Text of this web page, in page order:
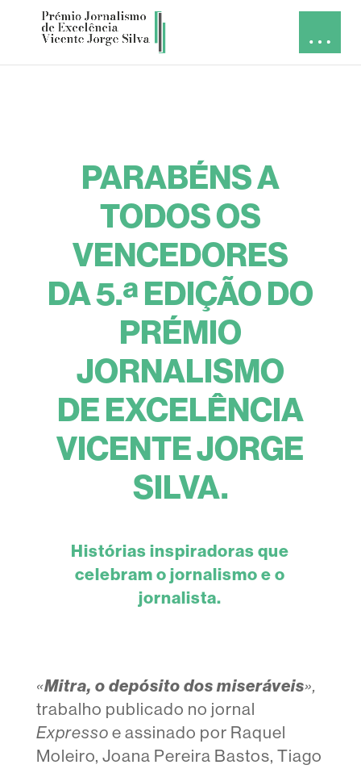
PARABÉNS A
TODOS OS
VENCEDORES
DA 5.ª EDIÇÃO DO
PRÉMIO
JORNALISMO
DE EXCELÊNCIA
VICENTE JORGE
SILVA.
Histórias inspiradoras que
celebram o jornalismo e o
jornalista.
«Mitra, o depósito dos miseráveis»,
trabalho publicado no jornal
Expresso e assinado por Raquel
Moleiro, Joana Pereira Bastos, Tiago